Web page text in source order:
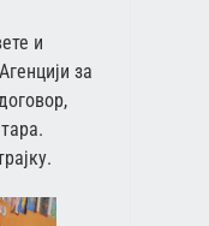
и
за